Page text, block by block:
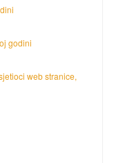
godini
web stranice,